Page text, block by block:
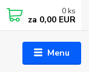
Menu
0 ks
za 0,00 EUR